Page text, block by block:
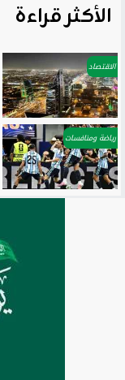
الأكثر قراءة
الاقتصاد
رياضة ومنافسات